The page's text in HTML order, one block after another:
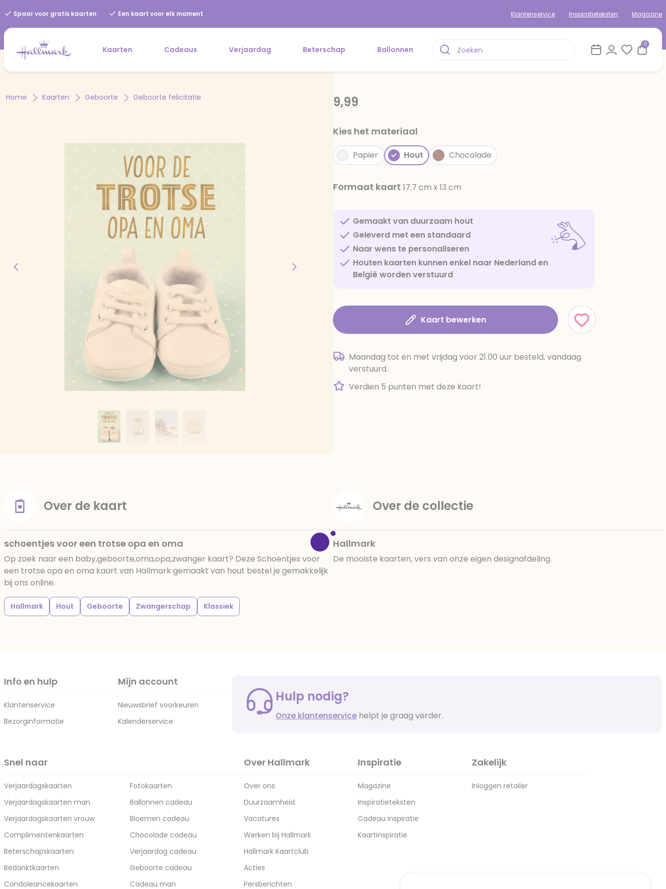
Spaar voor gratis kaarten Een kaart voor elk moment Klantenservice Inspiratieteksten Magazine
Kaarten Cadeaus Verjaardag Beterschap Ballonnen
0
Home Kaarten Geboorte Geboorte felicitatie 9,99
Kies het materiaal
Papier Hout Chocolade
Formaat kaart 17.7 cm x 13 cm
Gemaakt van duurzaam hout
Geleverd met een standaard
Naar wens te personaliseren
Houten kaarten kunnen enkel naar Nederland en
België worden verstuurd
Kaart bewerken
Maandag tot en met vrijdag voor 21.00 uur besteld, vandaag
verstuurd.
Verdien 5 punten met deze kaart!
Over de kaart
schoentjes voor een trotse opa en oma
Op zoek naar een baby,geboorte,oma,opa,zwanger kaart? Deze Schoentjes voor
een trotse opa en oma kaart van Hallmark gemaakt van hout bestel je gemakkelijk
bij ons online.
Hallmark Hout Geboorte Zwangerschap Klassiek
Over de collectie
Hallmark
De mooiste kaarten, vers van onze eigen designafdeling.
Info en hulp
Klantenservice
Bezorginformatie
Mijn account
Nieuwsbrief voorkeuren
Kalenderservice
Hulp nodig?
Onze klantenservice helpt je graag verder.
Snel naar
Verjaardagskaarten
Verjaardagskaarten man
Verjaardagskaarten vrouw
Complimentenkaarten
Beterschapskaarten
Bedanktkaarten
Condoleancekaarten
Fotokaarten
Ballonnen cadeau
Bloemen cadeau
Chocolade cadeau
Verjaardag cadeau
Geboorte cadeau
Cadeau man
Over Hallmark
Over ons
Duurzaamheid
Vacatures
Werken bij Hallmark
Hallmark Kaartclub
Acties
Persberichten
Inspiratie
Magazine
Inspiratieteksten
Cadeau inspiratie
Kaartinspiratie
Zakelijk
Inloggen retailer